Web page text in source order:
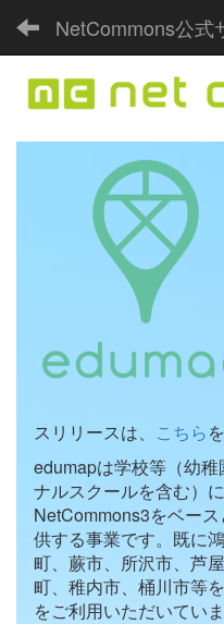
NetCommons公式
スリリースは、 こちら
edumapは学校等（幼
ナルスクールを含む）
NetCommons3をベー
供する事業です。既に
町、蕨市、所沢市、芦
町、稚内市、桶川市等
をご利用いただいていま